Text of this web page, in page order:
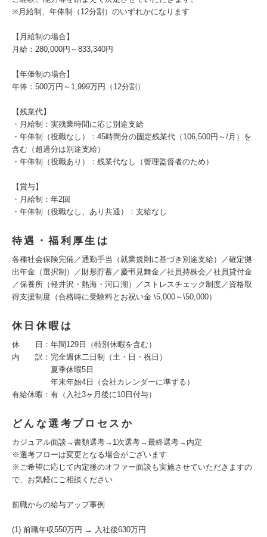
※月給制、年俸制（12分割）のいずれかになります
【月給制の場合】
月給：280,000円～833,340円
【年俸制の場合】
年俸：500万円～1,999万円（12分割）
【残業代】
・月給制：実残業時間に応じ別途支給
・年俸制（役職なし）：45時間分の固定残業代（106,500円～/月）を
含む（超過分は別途支給）
・年俸制（役職あり）：残業代なし（管理監督者のため）
【賞与】
・月給制：年2回
・年俸制（役職なし、あり共通）：支給なし
待遇・福利厚生は
各種社会保険完備／通勤手当（就業規則に基づき別途支給）／確定拠
出年金（選択制）／財形貯蓄／慶弔見舞金／社員持株会／社員貸付金
／保養所（軽井沢・熱海・河口湖）／ストレスチェック制度／資格取
得支援制度（合格時に受験料とお祝い金 \5,000～\50,000）
休日休暇は
休 日：年間129日（特別休暇を含む）
内 訳：完全週休二日制（土・日・祝日）
夏季休暇5日
年末年始4日（会社カレンダーに準ずる）
有給休暇：有（入社3ヶ月後に10日付与）
どんな選考プロセスか
カジュアル面談→書類選考→1次選考→最終選考→内定
※選考フローは変更となる場合がございます
※ご希望に応じて内定後のオファー面談も実施させていただきますの
で、お気軽にご相談ください
前職からの給与アップ事例
(1) 前職年収550万円 → 入社後630万円